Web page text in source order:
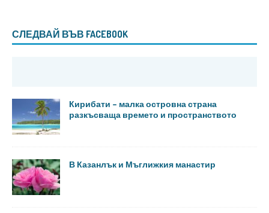
СЛЕДВАЙ ВЪВ FACEBOOK
Кирибати – малка островна страна
разкъсваща времето и пространството
В Казанлък и Мъглижкия манастир